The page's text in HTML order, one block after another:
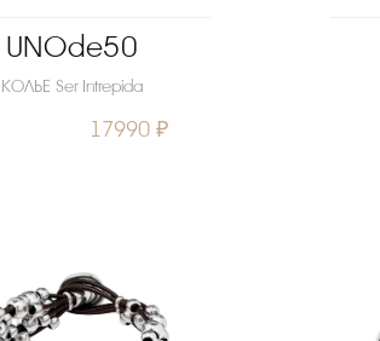
UNOde50
КОЛЬЕ Ser Intrepida
17990 ₽